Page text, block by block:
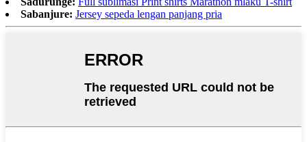
Sabanjure: Jersey sepeda lengan panjang pria